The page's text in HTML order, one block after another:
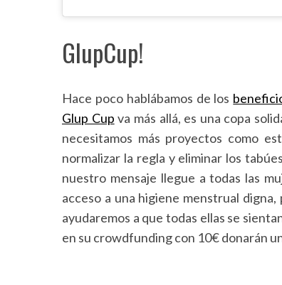
GlupCup!
Hace poco hablábamos de los
Glup Cup va más allá, es una copa
necesitamos más proyectos como
normalizar la regla y eliminar los
nuestro mensaje llegue a todas las
acceso a una higiene menstrual digna,
ayudaremos a que todas ellas se
en su crowdfunding con 10€ donarán